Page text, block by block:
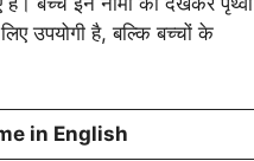
उपयोगी है, बल्कि बच्चों के
in English